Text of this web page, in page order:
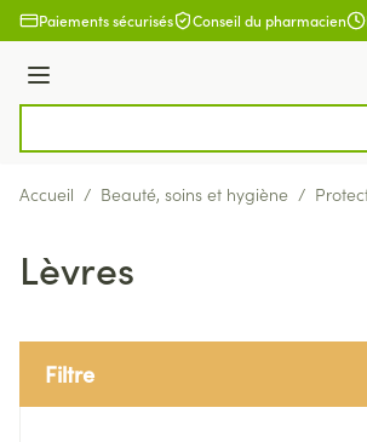
Aller au contenu
Paiements sécurisés Conseil du pharmacien
Menu
Accueil / Beauté, soins et hygiène /
Lèvres
Filtre